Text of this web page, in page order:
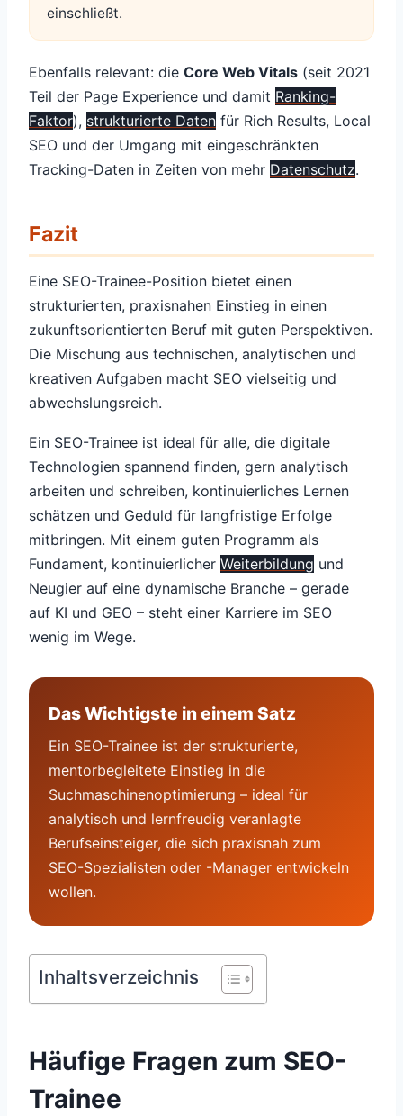
einschließt.
Ebenfalls relevant: die Core Web Vitals (seit 2021
Teil der Page Experience und damit Ranking-
Faktor), strukturierte Daten für Rich Results, Local
SEO und der Umgang mit eingeschränkten
Tracking-Daten in Zeiten von mehr Datenschutz.
Fazit
Eine SEO-Trainee-Position bietet einen
strukturierten, praxisnahen Einstieg in einen
zukunftsorientierten Beruf mit guten Perspektiven.
Die Mischung aus technischen, analytischen und
kreativen Aufgaben macht SEO vielseitig und
abwechslungsreich.
Ein SEO-Trainee ist ideal für alle, die digitale
Technologien spannend finden, gern analytisch
arbeiten und schreiben, kontinuierliches Lernen
schätzen und Geduld für langfristige Erfolge
mitbringen. Mit einem guten Programm als
Fundament, kontinuierlicher Weiterbildung und
Neugier auf eine dynamische Branche – gerade
auf KI und GEO – steht einer Karriere im SEO
wenig im Wege.
Das Wichtigste in einem Satz
Ein SEO-Trainee ist der strukturierte,
mentorbegleitete Einstieg in die
Suchmaschinenoptimierung – ideal für
analytisch und lernfreudig veranlagte
Berufseinsteiger, die sich praxisnah zum
SEO-Spezialisten oder -Manager entwickeln
wollen.
Inhaltsverzeichnis
Häufige Fragen zum SEO-
Trainee